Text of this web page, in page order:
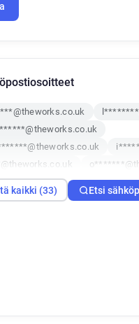
kaikki (33) Etsi